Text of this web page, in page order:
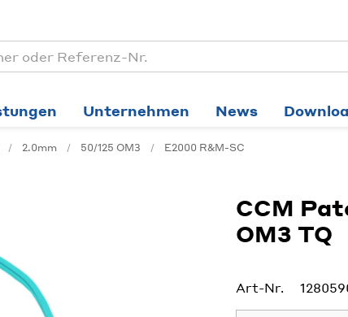
Unternehmen News
2.0mm 50/125 OM3 E2000 R&M-SC
CCM
OM3 TQ
Art-Nr.